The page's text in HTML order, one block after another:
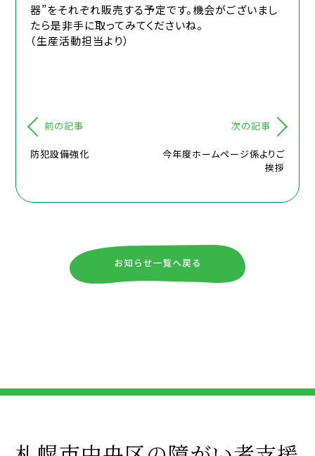
器”をそれぞれ販売する予定です。機会がございまし
たら是非手に取ってみてくださいね。
（生産活動担当より）
前の記事
防犯設備強化
次の記事
今年度ホームページ係よりご
挨拶